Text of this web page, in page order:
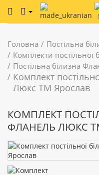
Головна
Постільна
Комплекти постільної
Постільна білизна
Комплект
Люкс ТМ Ярослав
КОМПЛЕКТ
ФЛАНЕЛЬ ЛЮКС